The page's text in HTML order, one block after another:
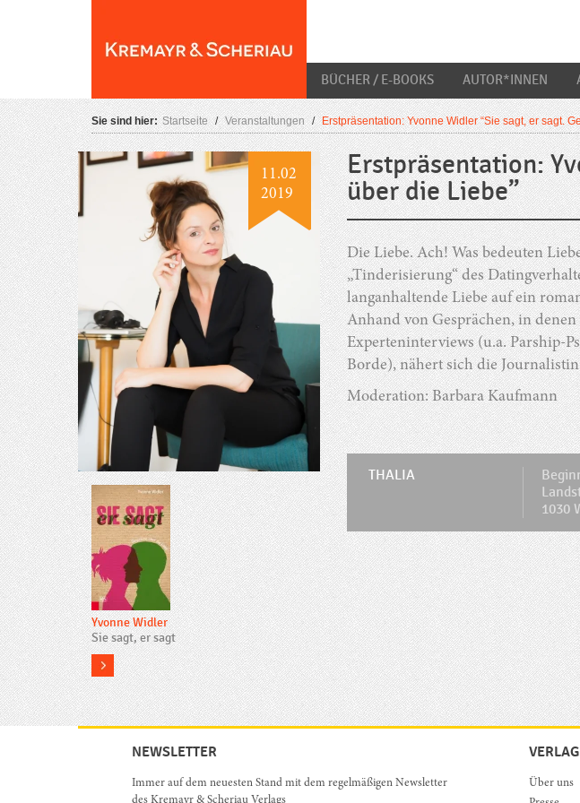
BÜCHER / E-BOOKS AUTOR*INNEN
Sie sind hier: Startseite / Veranstaltungen / Erstpräsentation: Yvonne Widler “Sie sagt, er sagt.
11.02
2019
Yvonne Widler
Sie sagt, er sagt
more
Erstpräsentation:
über die Liebe”
Die Liebe. Ach! Was bedeuten
„Tinderisierung“ des
langanhaltende Liebe auf ein
Anhand von Gesprächen, in
Experteninterviews (u.a. Parship-
Borde), nähert sich die
Moderation: Barbara Kaufmann
THALIA
1030
VERLAG
Über uns
NEWSLETTER
Immer auf dem neuesten Stand mit dem regelmäßigen Newsletter
des Kremayr & Scheriau Verlags